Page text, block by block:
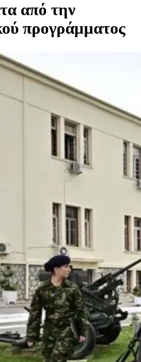
από την
προγράμματος